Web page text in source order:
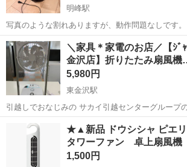
明峰駅
写真のような割れありますが、動作問題なしです。
石川 小松市 明峰駅 季節、空調家電
＼家具＊家電のお店／【ｼﾞｬ
金沢店】折りたたみ扇風
5,980円
東金沢駅
引越しでおなじみの サカイ引越センターグループのリサイクルショッ
プ ジャングルジャングル石川金沢店です(*^^*) 店頭販売商品のご紹介
ページになります。 ※ジモティページ内でのお取引・オンライン決済
東金沢駅 季節、空調家電
★▲新品 ドウシシャ ピエリ
タワーファン 卓上扇風
1,500円